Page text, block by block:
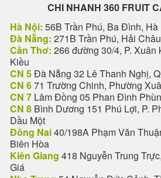
CHI NHANH 360 FRUIT
Hà Nội: 56B Trần Phú, Ba Đình, Hà
Đà Nẵng: 271B Trần Phú, Hải Châu
Cần Thơ: 266 đường 30/4, P. Xuân
Kiều
CN 5Đà Nẵng 32 Lê Thanh Nghị,
CN 671 Trường Chinh, Phường
CN 7 Lâm Đồng 05 Phan Đình
CN 8 Bình Dương 151 Phú Lợi, P.
Dầu Một
Đồng Nai40/198A Phạm Văn
Biên Hòa
Kiên Giang 418 Nguyễn Trung
Giá